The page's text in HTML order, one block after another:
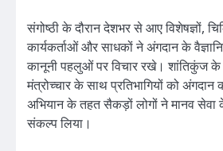
संगोष्ठी के दौरान देशभर से आए विशेषज्ञों,
कार्यकर्ताओं और साधकों ने अंगदान के
कानूनी पहलुओं पर विचार रखे। शांतिकुंज के
मंत्रोच्चार के साथ प्रतिभागियों को अंगदान
अभियान के तहत सैकड़ों लोगों ने मानव सेवा
संकल्प लिया।